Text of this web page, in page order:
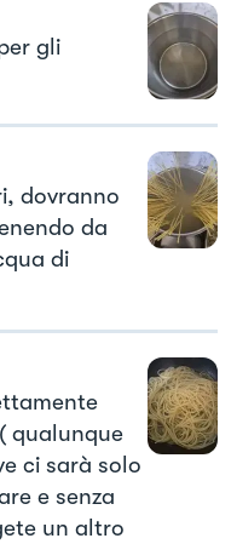
gli
dovranno
da
di
qualunque
ci sarà solo
e senza
un altro